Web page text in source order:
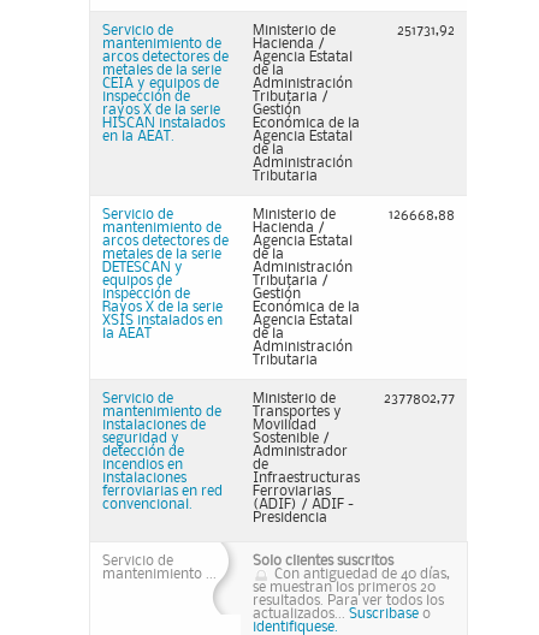
Servicio de
mantenimiento de
arcos detectores de
metales de la serie
CEIA y equipos de
inspección de
rayos X de la serie
HISCAN instalados
en la AEAT.
Ministerio de
Hacienda /
Agencia Estatal
de la
Administración
Tributaria /
Gestión
Económica de la
Agencia Estatal
de la
Administración
Tributaria
251731,92
Servicio de
mantenimiento de
arcos detectores de
metales de la serie
DETESCAN y
equipos de
inspección de
Rayos X de la serie
XSIS instalados en
la AEAT
Ministerio de
Hacienda /
Agencia Estatal
de la
Administración
Tributaria /
Gestión
Económica de la
Agencia Estatal
de la
Administración
Tributaria
126668,88
Servicio de
mantenimiento de
instalaciones de
seguridad y
detección de
incendios en
instalaciones
ferroviarias en red
convencional.
Ministerio de
Transportes y
Movilidad
Sostenible /
Administrador
de
Infraestructuras
Ferroviarias
(ADIF) / ADIF -
Presidencia
2377802,77
Servicio de
mantenimiento ...
Solo clientes suscritos
Con antiguedad de 40 días,
se muestran los primeros 20
resultados. Para ver todos los
actualizados... Suscribase o
identifiquese.